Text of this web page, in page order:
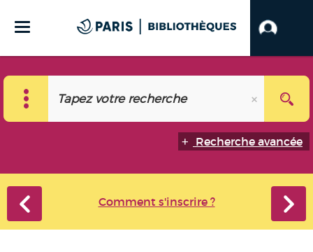
Recherche avancée
Comment s'inscrire ?